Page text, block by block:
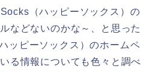
（ハッピーソックス）の
などないのかな～、と思った
ッピーソックス）のホームペ
る情報についても色々と調べ